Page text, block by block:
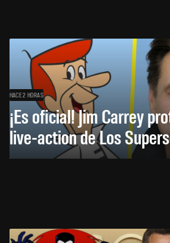
HACE 2 HORAS
¡Es oficial! Jim Carrey
live-action de Los